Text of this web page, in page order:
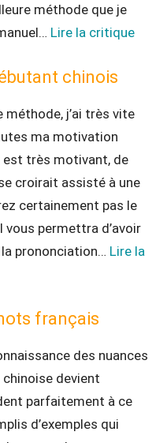
méthode que je
Lire la critique
chinois
méthode, j’ai très vite
ma motivation
est très motivant, de
croirait assisté à une
certainement pas le
vous permettra d’avoir
prononciation… Lire la
français
des nuances
devient
parfaitement à ce
d’exemples qui